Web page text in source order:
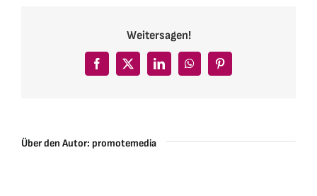
Weitersagen!
Facebook
X LinkedInWhatsAppPinterest
Über den Autor: promotemedia